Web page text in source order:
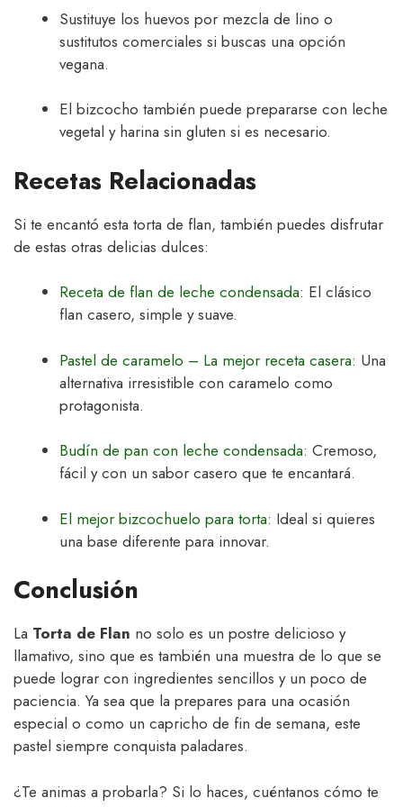
Sustituye los huevos por mezcla de lino o
sustitutos comerciales si buscas una opción
vegana.
El bizcocho también puede prepararse con leche
vegetal y harina sin gluten si es necesario.
Recetas Relacionadas
Si te encantó esta torta de flan, también puedes disfrutar
de estas otras delicias dulces:
Receta de flan de leche condensada: El clásico
flan casero, simple y suave.
Pastel de caramelo – La mejor receta casera: Una
alternativa irresistible con caramelo como
protagonista.
Budín de pan con leche condensada: Cremoso,
fácil y con un sabor casero que te encantará.
El mejor bizcochuelo para torta: Ideal si quieres
una base diferente para innovar.
Conclusión
La Torta de Flan no solo es un postre delicioso y
llamativo, sino que es también una muestra de lo que se
puede lograr con ingredientes sencillos y un poco de
paciencia. Ya sea que la prepares para una ocasión
especial o como un capricho de fin de semana, este
pastel siempre conquista paladares.
¿Te animas a probarla? Si lo haces, cuéntanos cómo te